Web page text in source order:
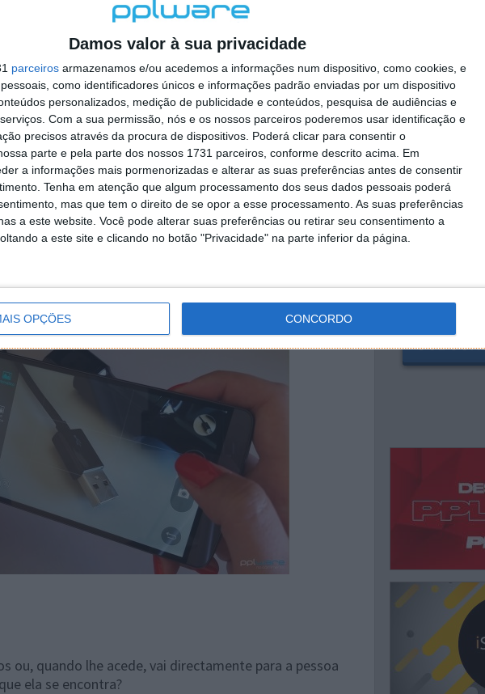
Damos valor à sua privacidade
parceiros armazenamos e/ou acedemos a informações num dispositivo, como cookies, e
como identificadores únicos e informações padrão enviadas por um dispositivo
personalizados, medição de publicidade e conteúdos, pesquisa de audiências e
Com a sua permissão, nós e os nossos parceiros poderemos usar identificação e
precisos através da procura de dispositivos. Poderá clicar para consentir o
parte e pela parte dos nossos 1731 parceiros, conforme descrito acima. Em
a informações mais pormenorizadas e alterar as suas preferências antes de consentir
Tenha em atenção que algum processamento dos seus dados pessoais poderá
mas que tem o direito de se opor a esse processamento. As suas preferências
a este website. Você pode alterar suas preferências ou retirar seu consentimento a
a este site e clicando no botão "Privacidade" na parte inferior da página.
OPÇÕES CONCORDO
a mesma finalidade, a de libertar espaço no seu
e vídeos guardados, quer seja na cloud, num disco
do seu equipamento. Caso queira manter algumas
as fotos que estão desfocadas, os vídeos que na
parece que estão repetidas e as que o podem deixar
as suas fotos a algum amigo.
máxima ocupam muito espaço e os vídeos, então,
mantenha só os mais importantes para si,
os noutro local.
ou, quando lhe acede, vai directamente para a pessoa
ela se encontra?
NEWSLETTER